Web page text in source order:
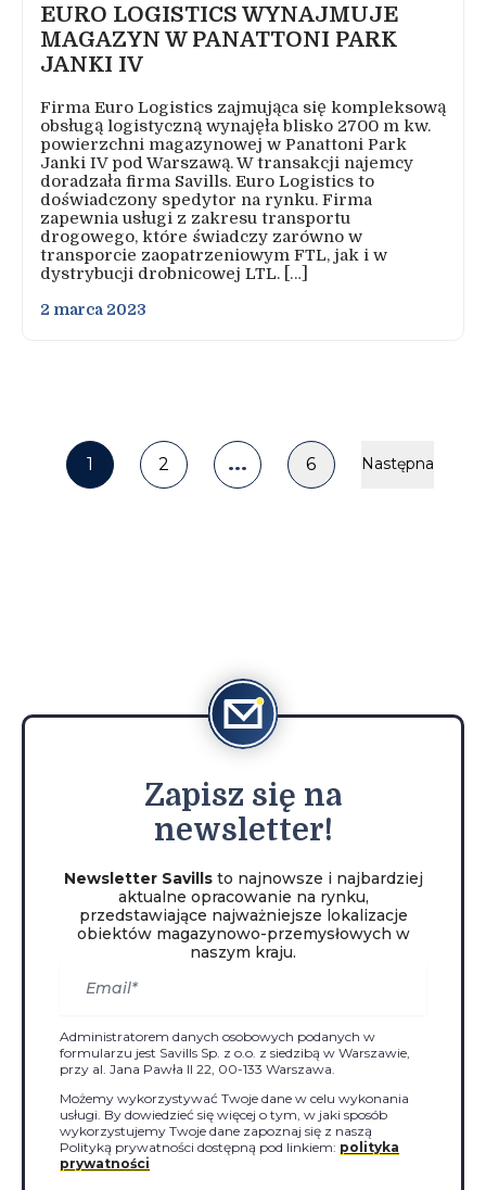
EURO LOGISTICS WYNAJMUJE
MAGAZYN W PANATTONI PARK
JANKI IV
Firma Euro Logistics zajmująca się kompleksową
obsługą logistyczną wynajęła blisko 2700 m kw.
powierzchni magazynowej w Panattoni Park
Janki IV pod Warszawą. W transakcji najemcy
doradzała firma Savills. Euro Logistics to
doświadczony spedytor na rynku. Firma
zapewnia usługi z zakresu transportu
drogowego, które świadczy zarówno w
transporcie zaopatrzeniowym FTL, jak i w
dystrybucji drobnicowej LTL. […]
2 marca 2023
1 2 ... 6 Następna
Zapisz się na
newsletter!
Newsletter Savillsto najnowsze i najbardziej
aktualne opracowanie na rynku,
przedstawiające najważniejsze lokalizacje
obiektów magazynowo-przemysłowych w
naszym kraju.
Administratorem danych osobowych podanych w
formularzu jest Savills Sp. z o.o. z siedzibą w Warszawie,
przy al. Jana Pawła II 22, 00-133 Warszawa.
Możemy wykorzystywać Twoje dane w celu wykonania
usługi. By dowiedzieć się więcej o tym, w jaki sposób
wykorzystujemy Twoje dane zapoznaj się z naszą
Polityką prywatności dostępną pod linkiem: polityka
prywatności